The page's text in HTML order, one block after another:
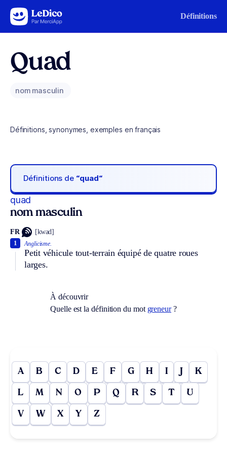
Aller au contenu Définitions
Quad
nom masculin
Définitions, synonymes, exemples en français
Définitions de “quad“
quad
nom masculin
FR [kwad]
Anglicisme.
Petit véhicule tout-terrain équipé de quatre roues
larges.
1
À découvrir
Quelle est la définition du mot greneur?
A B C D E F G H I J K
L M N O P Q R S T U
V W X Y Z